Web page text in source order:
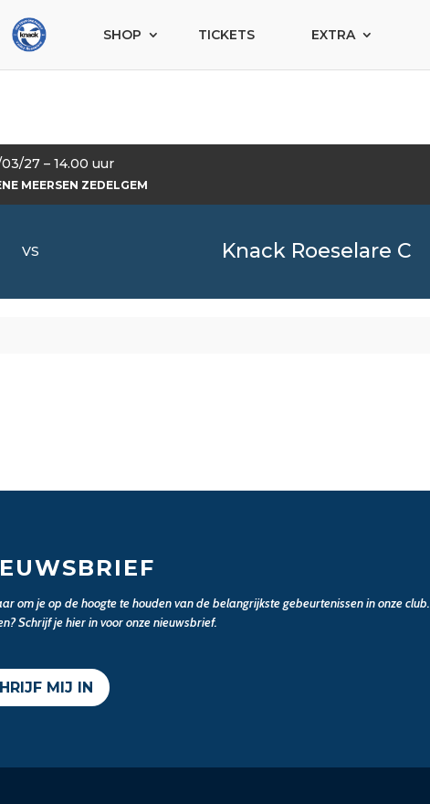
SHOP TICKETS EXTRA
27 – 14.00 uur
MEERSEN ZEDELGEM
VS Knack Roeselare C
om je op de hoogte te houden van de belangrijkste gebeurtenissen in onze club.
Schrijf je hier in voor onze nieuwsbrief.
MIJ IN